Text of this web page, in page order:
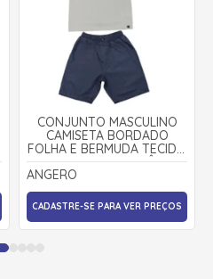
CONJUNTO MASCULINO
CAMISETA BORDADO
FOLHA E BERMUDA TECIDO
29069 - ANGERÔ
ANGERO
CADASTRE-SE PARA VER PREÇOS